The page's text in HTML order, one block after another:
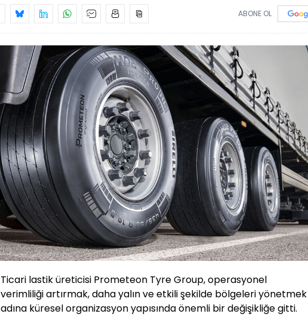
ABONE OL
Ticari lastik üreticisi Prometeon Tyre Group, operasyonel
verimliliği artırmak, daha yalın ve etkili şekilde bölgeleri yönetmek
adına küresel organizasyon yapısında önemli bir değişikliğe gitti.